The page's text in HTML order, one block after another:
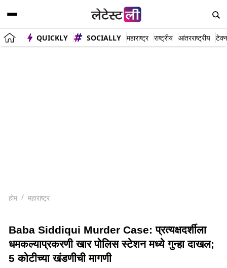
QUICKLY SOCIALLY महाराष्ट्र राष्ट्रीय आंतरराष्ट्रीय
होम महाराष्ट्र
Baba Siddiqui Murder Case: प्रत्यक्षदर्शीला
धमकल्याप्रकरणी खार पोलिस स्टेशन मध्ये गुन्हा दाखल;
5 कोटीच्या खंडणीची मागणी